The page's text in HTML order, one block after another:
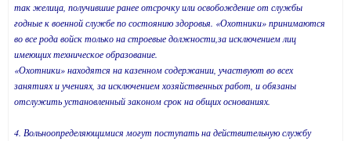
так желица, получившие ранее отсрочку или освобождение от службы
годные к военной службе по состоянию здоровья. «Охотники» принимаются
во все рода войск только на строевые должности,за исключением лиц
имеющих техническое образование.
«Охотники» находятся на казенном содержании, участвуют во всех
занятиях и учениях, за исключением хозяйственных работ, и обязаны
отслужить установленный законом срок на общих основаниях.
4. Вольноопределяющимися могут поступать на действительную службу